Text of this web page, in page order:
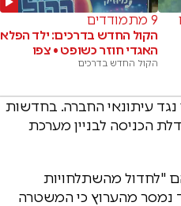
9 מתמודדים
הקול החדש בדרכים: ילד הפלא
האגדי חוזר כשופט • צפו
הקול החדש בדרכים
עיתונאי החברה. בחדשות
הכניסה לבניין מערכת
"לחדול מהשתלחויות
נמסר מהערוץ כי המשטרה